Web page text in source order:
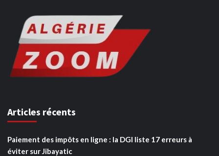
Articles récents
Paiement des impôts en ligne : la DGI liste 17 erreurs à
éviter sur Jibayatic